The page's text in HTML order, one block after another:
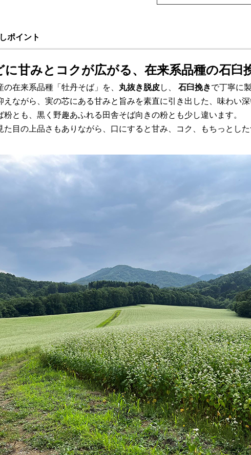
ポイント
甘みとコクが広がる、在来系品種の石臼
在来系品種「牡丹そば」を、 丸抜き脱皮し、 石臼挽きで丁寧に
えながら、実の芯にある甘みと旨みを素直に引き出した、味わい深
粉とも、黒く野趣あふれる田舎そば向きの粉とも少し違います。
た目の上品さもありながら、口にすると甘み、コク、もちっとし